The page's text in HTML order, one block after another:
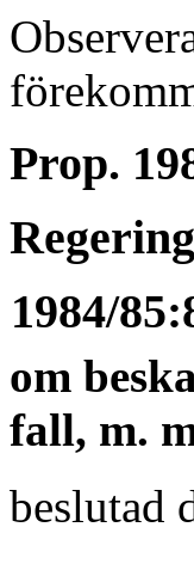
Prop.
1984/
om
fall, m.
beslutad